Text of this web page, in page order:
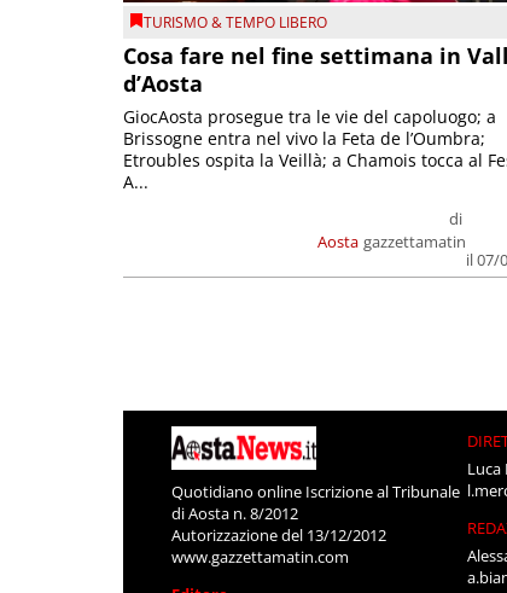
TURISMO & TEMPO LIBERO
Cosa fare nel fine settimana in
d’Aosta
Aosta
di
gazzettamatin
il 07/
GiocAosta prosegue tra le vie del capoluogo; a
Brissogne entra nel vivo la Feta de l’Oumbra;
Etroubles ospita la Veillà; a Chamois tocca al
A...
Quotidiano online Iscrizione al Tribunale
di Aosta n. 8/2012
Autorizzazione del 13/12/2012
www.gazzettamatin.com
Luca